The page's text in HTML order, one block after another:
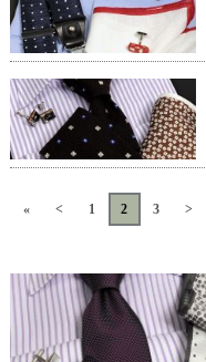
« < 1 2 3 >